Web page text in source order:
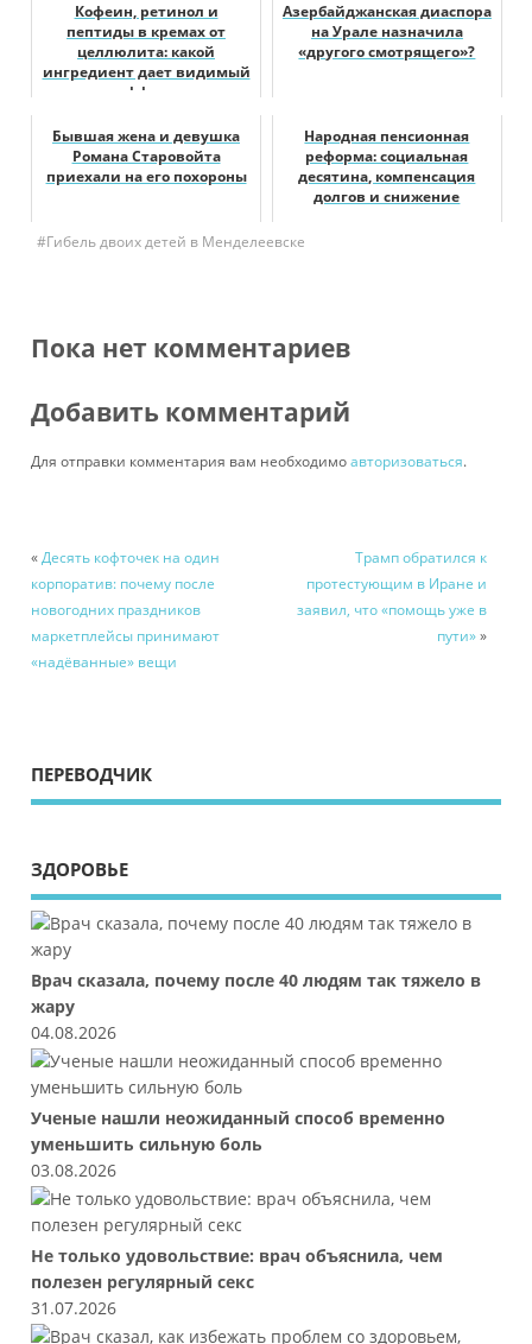
Кофеин, ретинол и
пептиды в кремах от
целлюлита: какой
ингредиент дает видимый
эффект
Азербайджанская диаспора
на Урале назначила
«другого смотрящего»?
Бывшая жена и девушка
Романа Старовойта
приехали на его похороны
Народная пенсионная
реформа: социальная
десятина, компенсация
долгов и снижение
#Гибель двоих детей в Менделеевске
Пока нет комментариев
Добавить комментарий
Для отправки комментария вам необходимоавторизоваться.
«Десять кофточек на один
корпоратив: почему после
новогодних праздников
маркетплейсы принимают
«надёванные» вещи
Трамп обратился к
протестующим в Иране и
заявил, что «помощь уже в
пути»»
ПЕРЕВОДЧИК
ЗДОРОВЬЕ
Врач сказала, почему после 40 людям так тяжело в
жару
04.08.2026
Ученые нашли неожиданный способ временно
уменьшить сильную боль
03.08.2026
Не только удовольствие: врач объяснила, чем
полезен регулярный секс
31.07.2026